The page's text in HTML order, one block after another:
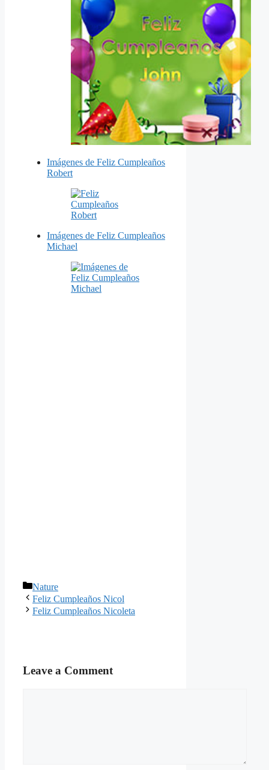
Imágenes de Feliz Cumpleaños
Robert
Imágenes de Feliz Cumpleaños
Michael
Categories
Nature
Feliz Cumpleaños Nicol
Feliz Cumpleaños Nicoleta
Leave a Comment